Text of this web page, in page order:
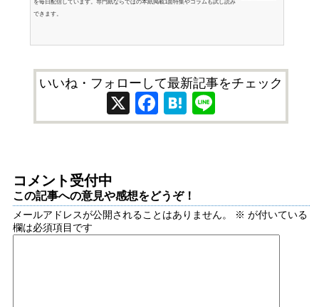
を毎日配信しています。専門紙ならではの本紙掲載1面特集やコラムも試し読み
できます。
いいね・フォローして最新記事をチェック
X Facebook
Hatena
コメント受付中
この記事への意見や感想をどうぞ！
メールアドレスが公開されることはありません。 ※ が付いている
欄は必須項目です